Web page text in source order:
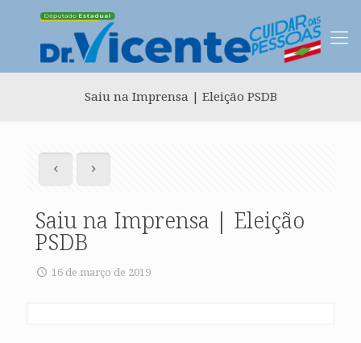
Saiu na Imprensa | Eleição PSDB
Saiu na Imprensa | Eleição
PSDB
16 de março de 2019